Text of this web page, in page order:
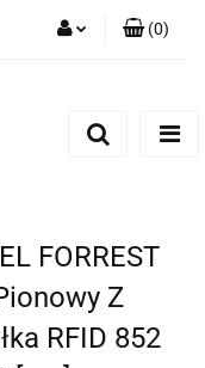
(0)
FORREST
Z
RFID 852